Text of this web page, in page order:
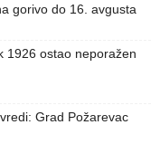
gorivo do 16. avgusta
1926 ostao neporažen
Grad Požarevac